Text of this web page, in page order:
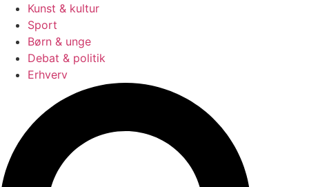
Kunst & kultur
Sport
Børn & unge
Debat & politik
Erhverv